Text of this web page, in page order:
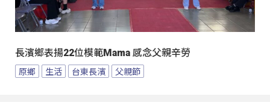
長濱鄉表揚22位模範Mama 感念父親辛勞
原鄉 生活 台東長濱 父親節